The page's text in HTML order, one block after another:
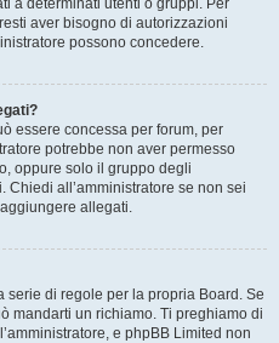
a determinati utenti o gruppi. Per
aver bisogno di autorizzazioni
possono concedere.
essere concessa per forum, per
potrebbe non aver permesso
oppure solo il gruppo degli
all’amministratore se non sei
allegati.
di regole per la propria Board. Se
mandarti un richiamo. Ti preghiamo di
e phpBB Limited non